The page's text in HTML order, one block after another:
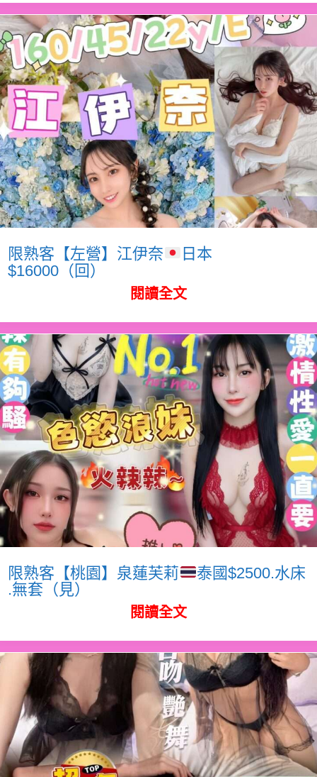
限熟客【左營】江伊奈
日本
$16000（回）
閱讀全文
限熟客【桃園】泉蓮芙莉
泰國$2500.水床
.無套（見）
閱讀全文